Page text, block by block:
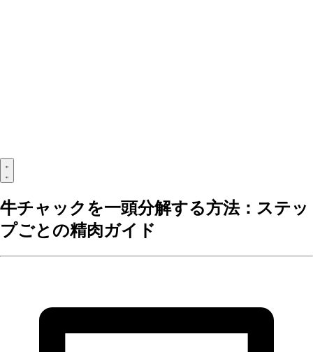
牛チャックを一頭分解する方法：ステッ
プごとの精肉ガイド